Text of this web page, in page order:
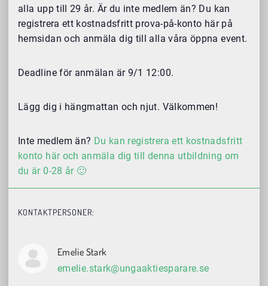
alla upp till 29 år. Är du inte medlem än? Du kan
registrera ett kostnadsfritt prova-på-konto här på
hemsidan och anmäla dig till alla våra öppna event.
Deadline för anmälan är 9/1 12:00.
Lägg dig i hängmattan och njut. Välkommen!
Inte medlem än? Du kan registrera ett kostnadsfritt
konto här och anmäla dig till denna utbildning om
du är 0-28 år 🙂
KONTAKTPERSONER:
Emelie Stark
emelie.stark@ungaaktiesparare.se